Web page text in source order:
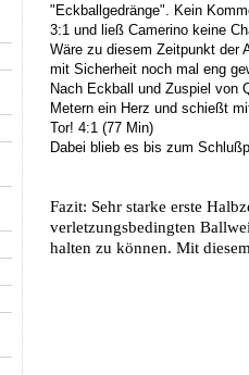
"Eckballgedränge". Kein
3:1 und ließ Camerino keine
Wäre zu diesem Zeitpunkt der
mit Sicherheit noch mal eng
Nach Eckball und Zuspiel von
Metern ein Herz und schießt
Tor! 4:1 (77 Min)
Dabei blieb es bis zum
Fazit: Sehr starke erste
verletzungsbedingten
halten zu können. Mit